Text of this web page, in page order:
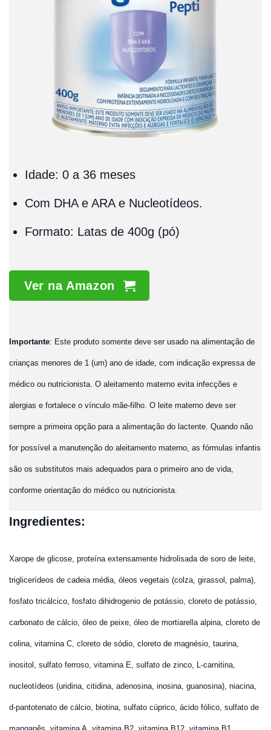
Idade: 0 a 36 meses
Com DHA e ARA e Nucleotídeos.
Formato: Latas de 400g (pó)
Ver na Amazon
Importante: Este produto somente deve ser usado na alimentação de
crianças menores de 1 (um) ano de idade, com indicação expressa de
médico ou nutricionista. O aleitamento materno evita infecções e
alergias e fortalece o vínculo mãe-filho. O leite materno deve ser
sempre a primeira opção para a alimentação do lactente. Quando não
for possível a manutenção do aleitamento materno, as fórmulas infantis
são os substitutos mais adequados para o primeiro ano de vida,
conforme orientação do médico ou nutricionista.
Ingredientes:
Xarope de glicose, proteína extensamente hidrolisada de soro de leite,
triglicerídeos de cadeia média, óleos vegetais (colza, girassol, palma),
fosfato tricálcico, fosfato dihidrogenio de potássio, cloreto de potássio,
carbonato de cálcio, óleo de peixe, óleo de mortiarella alpina, cloreto de
colina, vitamina C, cloreto de sódio, cloreto de magnésio, taurina,
inositol, sulfato ferroso, vitamina E, sulfato de zinco, L-carnitina,
nucleotídeos (uridina, citidina, adenosina, inosina, guanosina), niacina,
d-pantotenato de cálcio, biotina, sulfato cúprico, ácido fólico, sulfato de